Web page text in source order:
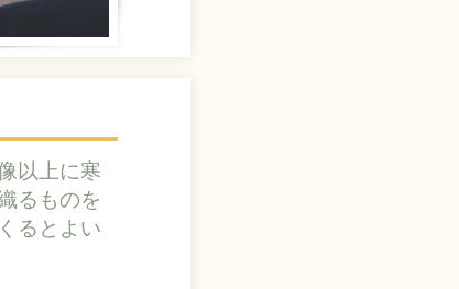
以上に寒
るものを
るとよい